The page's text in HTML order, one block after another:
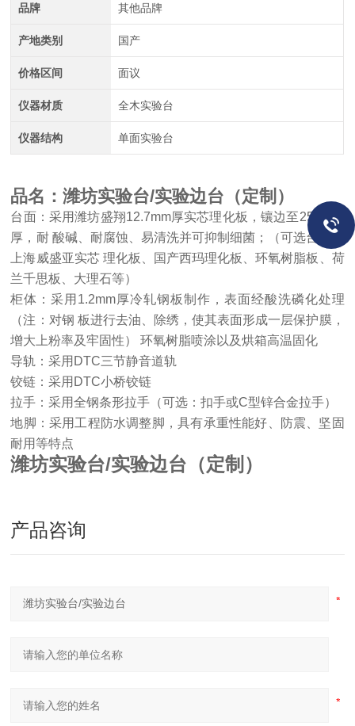
品牌 其他品牌
产地类别 国产
价格区间 面议
仪器材质 全木实验台
仪器结构 单面实验台
品名：潍坊实验台/实验边台（定制）
台面：采用潍坊盛翔12.7mm厚实芯理化板，镶边至25.4mm
厚，耐 酸碱、耐腐蚀、易清洗并可抑制细菌；（可选台面：
上海威盛亚实芯 理化板、国产西玛理化板、环氧树脂板、荷
兰千思板、大理石等）
柜体：采用1.2mm厚冷轧钢板制作，表面经酸洗磷化处理
（注：对钢 板进行去油、除绣，使其表面形成一层保护膜，
增大上粉率及牢固性） 环氧树脂喷涂以及烘箱高温固化
导轨：采用DTC三节静音道轨
铰链：采用DTC小桥铰链
拉手：采用全钢条形拉手（可选：扣手或C型锌合金拉手）
地脚：采用工程防水调整脚，具有承重性能好、防震、坚固
耐用等特点
潍坊实验台/实验边台（定制）
产品咨询